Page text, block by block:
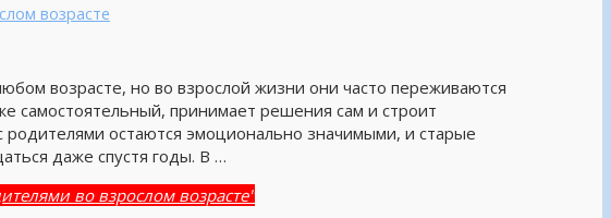
возрасте
возрасте, но во взрослой жизни они часто переживаются
самостоятельный, принимает решения сам и строит
остаются эмоционально значимыми, и старые
даже спустя годы. В …
во взрослом возрасте"